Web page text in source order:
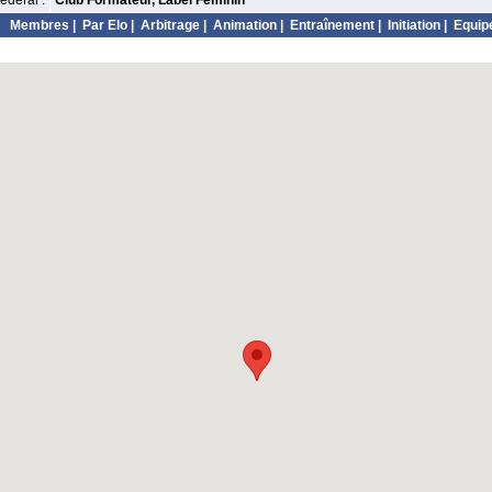
Membres
Par Elo Arbitrage Animation Entraînement Initiation